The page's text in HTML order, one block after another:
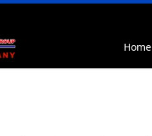
Home